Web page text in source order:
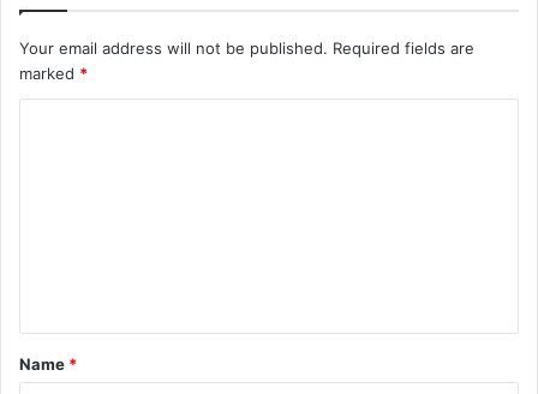
Your email address will not be published. Required fields are
marked *
Name *